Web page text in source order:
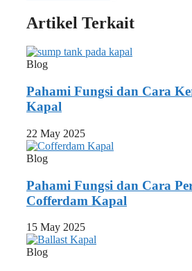
Artikel Terkait
Blog
Pahami Fungsi dan Cara
Kapal
22 May 2025
Blog
Pahami Fungsi dan Cara
Cofferdam Kapal
15 May 2025
Blog